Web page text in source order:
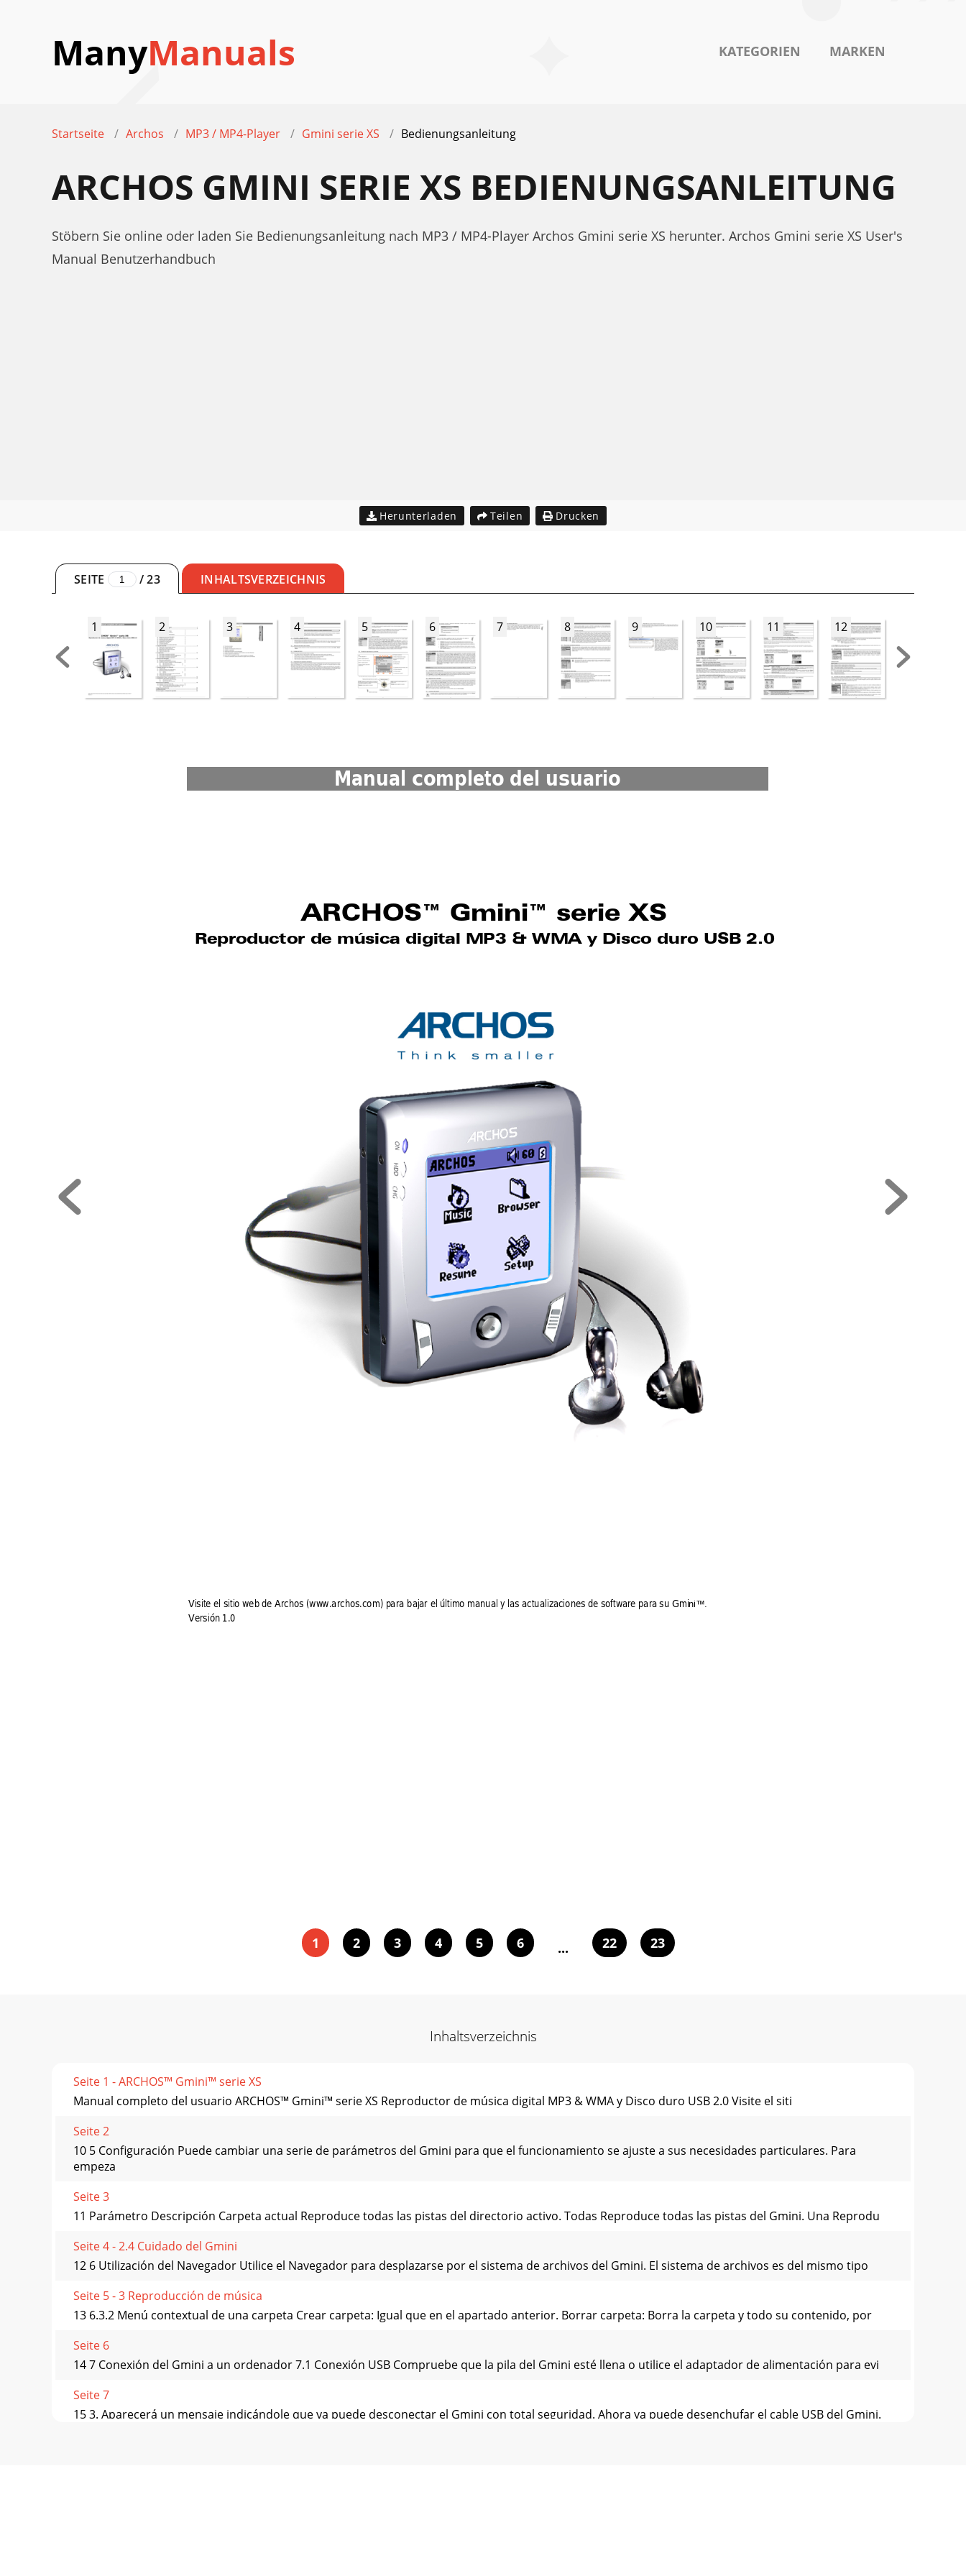
ManyManuals KATEGORIEN MARKEN
Startseite Archos MP3 / MP4-Player Gmini serie XS Bedienungsanleitung
ARCHOS GMINI SERIE XS BEDIENUNGSANLEITUNG
Stöbern Sie online oder laden Sie Bedienungsanleitung nach MP3 / MP4-Player Archos Gmini serie XS herunter. Archos Gmini serie XS User's
Manual Benutzerhandbuch
Herunterladen Teilen Drucken
SEITE /23 INHALTSVERZEICHNIS
1 2 3 4 5 6 7 8 9 10 11 12
Manual completo del usuario
ARCHOS™ Gmini™ serie XS
Reproductor de música digital MP3 & W MA y Disco d uro USB 2.0
Visite el sitio web de Archos (www.archos.com) para bajar el último manual y las actualizaciones de software para su Gmini™.
Versión 1.0
1 2 3 4 5 6 ... 22 23
Inhaltsverzeichnis
Seite 1 - ARCHOS™ Gmini™ serie XS
Manual completo del usuario ARCHOS™ Gmini™ serie XS Reproductor de música digital MP3 & WMA y Disco duro USB 2.0 Visite el siti
Seite 2
10 5 Configuración Puede cambiar una serie de parámetros del Gmini para que el funcionamiento se ajuste a sus necesidades particulares. Para
empeza
Seite 3
11 Parámetro Descripción Carpeta actual Reproduce todas las pistas del directorio activo. Todas Reproduce todas las pistas del Gmini. Una Reprodu
Seite 4 - 2.4 Cuidado del Gmini
12 6 Utilización del Navegador Utilice el Navegador para desplazarse por el sistema de archivos del Gmini. El sistema de archivos es del mismo tipo
Seite 5 - 3 Reproducción de música
13 6.3.2 Menú contextual de una carpeta Crear carpeta: Igual que en el apartado anterior. Borrar carpeta: Borra la carpeta y todo su contenido, por
Seite 6
14 7 Conexión del Gmini a un ordenador 7.1 Conexión USB Compruebe que la pila del Gmini esté llena o utilice el adaptador de alimentación para evi
Seite 7
15 3. Aparecerá un mensaje indicándole que ya puede desconectar el Gmini con total seguridad. Ahora ya puede desenchufar el cable USB del Gmini.